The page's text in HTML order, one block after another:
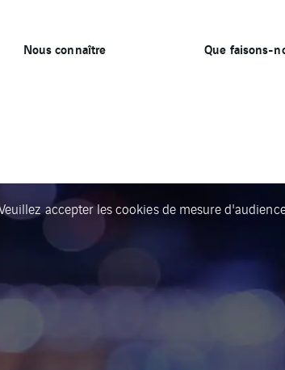
Nous connaître Que faisons-
accepter les cookies de mesure